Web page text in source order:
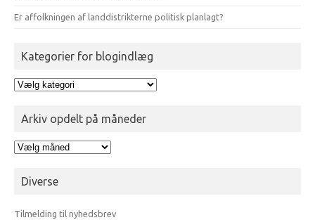
Er affolkningen af landdistrikterne politisk planlagt?
Kategorier for blogindlæg
Kategorier
Arkiv opdelt på måneder
Arkiv
måneder
Diverse
Tilmelding til nyhedsbrev